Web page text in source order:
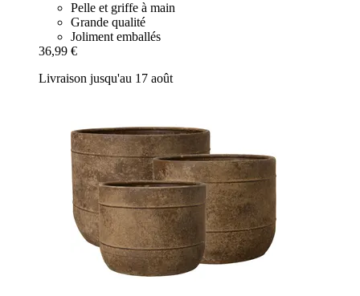
Pelle et griffe à main
Grande qualité
Joliment emballés
36,99 €
Livraison jusqu'au 17 août